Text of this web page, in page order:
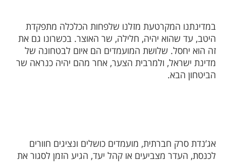
במדינתנו המקרטעת מזלנו שלפחות הכלכלה מתפקדת
היטב, עד שהוא יהיה, חלילה, שר האוצר. בכשרונו גם את
זה הוא יחסל. שלושת המועמדים הם איום לבטחונה של
מדינת ישראל, ולמרבית הצער, אחר מהם יהיה כנראה שר
הביטחון הבא.
אג’נדת סרק חברתית, מועמדים כושלים ונציגים חוורים
לכנסת, העדר מצביעים או קהל יעד, הגיע הזמן לסגור את